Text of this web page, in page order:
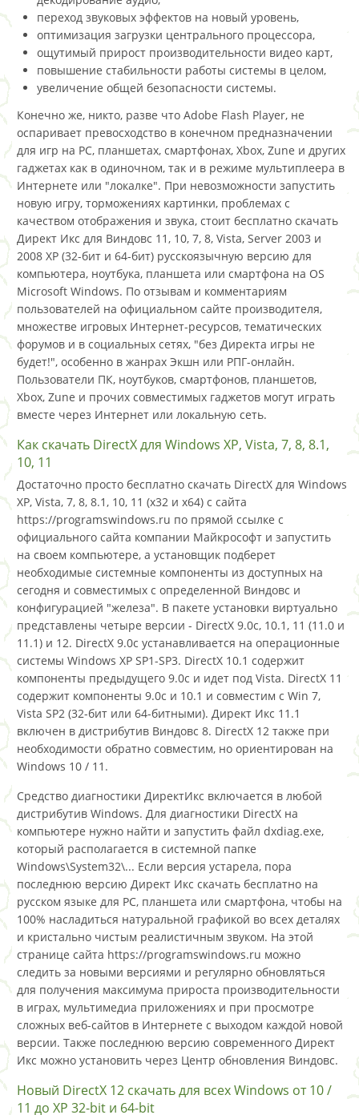
переход звуковых эффектов на новый уровень,
оптимизация загрузки центрального процессора,
ощутимый прирост производительности видео карт,
повышение стабильности работы системы в целом,
увеличение общей безопасности системы.
Конечно же, никто, разве что Adobe Flash Player, не
оспаривает превосходство в конечном предназначении
для игр на PC, планшетах, смартфонах, Xbox, Zune и других
гаджетах как в одиночном, так и в режиме мультиплеера в
Интернете или "локалке". При невозможности запустить
новую игру, торможениях картинки, проблемах с
качеством отображения и звука, стоит бесплатно скачать
Директ Икс для Виндовс 11, 10, 7, 8, Vista, Server 2003 и
2008 XP (32-бит и 64-бит) русскоязычную версию для
компьютера, ноутбука, планшета или смартфона на OS
Microsoft Windows. По отзывам и комментариям
пользователей на официальном сайте производителя,
множестве игровых Интернет-ресурсов, тематических
форумов и в социальных сетях, "без Директа игры не
будет!", особенно в жанрах Экшн или РПГ-онлайн.
Пользователи ПК, ноутбуков, смартфонов, планшетов,
Xbox, Zune и прочих совместимых гаджетов могут играть
вместе через Интернет или локальную сеть.
Как скачать DirectX для Windows XP, Vista, 7, 8, 8.1,
10, 11
Достаточно просто бесплатно скачать DirectX для Windows
XP, Vista, 7, 8, 8.1, 10, 11 (x32 и x64) с сайта
https://programswindows.ru по прямой ссылке с
официального сайта компании Майкрософт и запустить
на своем компьютере, а установщик подберет
необходимые системные компоненты из доступных на
сегодня и совместимых с определенной Виндовс и
конфигурацией "железа". В пакете установки виртуально
представлены четыре версии - DirectX 9.0c, 10.1, 11 (11.0 и
11.1) и 12. DirectX 9.0c устанавливается на операционные
системы Windows XP SP1-SP3. DirectX 10.1 содержит
компоненты предыдущего 9.0c и идет под Vista. DirectX 11
содержит компоненты 9.0c и 10.1 и совместим с Win 7,
Vista SP2 (32-бит или 64-битными). Директ Икс 11.1
включен в дистрибутив Виндовс 8. DirectX 12 также при
необходимости обратно совместим, но ориентирован на
Windows 10 / 11.
Средство диагностики ДиректИкс включается в любой
дистрибутив Windows. Для диагностики DirectX на
компьютере нужно найти и запустить файл dxdiag.exe,
который располагается в системной папке
Windows\System32\... Если версия устарела, пора
последнюю версию Директ Икс скачать бесплатно на
русском языке для PC, планшета или смартфона, чтобы на
100% насладиться натуральной графикой во всех деталях
и кристально чистым реалистичным звуком. На этой
странице сайта https://programswindows.ru можно
следить за новыми версиями и регулярно обновляться
для получения максимума прироста производительности
в играх, мультимедиа приложениях и при просмотре
сложных веб-сайтов в Интернете с выходом каждой новой
версии. Также последнюю версию современного Директ
Икс можно установить через Центр обновления Виндовс.
Новый DirectX 12 скачать для всех Windows от 10 /
11 до XP 32-bit и 64-bit